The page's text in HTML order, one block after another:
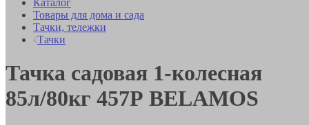
Товары для дома и сада
Тачки, тележки
Тачки
Тачка садовая 1-колесная
85л/80кг 457Р BELAMOS